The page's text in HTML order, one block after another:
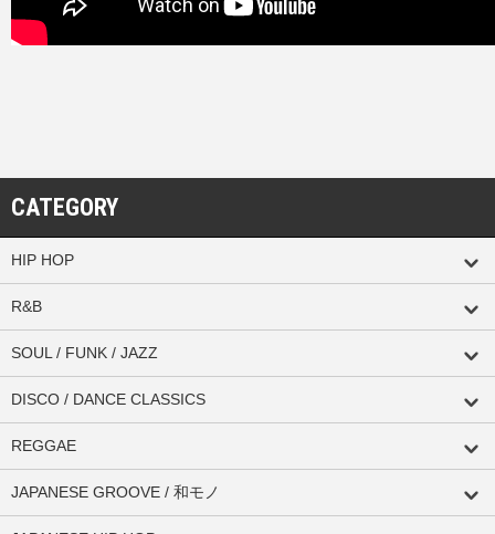
CATEGORY
HIP HOP
R&B
SOUL / FUNK / JAZZ
DISCO / DANCE CLASSICS
REGGAE
JAPANESE GROOVE / 和モノ